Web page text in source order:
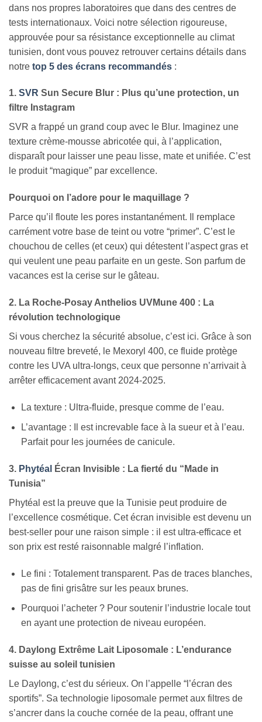
dans nos propres laboratoires que dans des centres de
tests internationaux. Voici notre sélection rigoureuse,
approuvée pour sa résistance exceptionnelle au climat
tunisien, dont vous pouvez retrouver certains détails dans
notre top 5 des écrans recommandés :
1. SVR Sun Secure Blur : Plus qu’une protection, un
filtre Instagram
SVR a frappé un grand coup avec le Blur. Imaginez une
texture crème-mousse abricotée qui, à l’application,
disparaît pour laisser une peau lisse, mate et unifiée. C’est
le produit “magique” par excellence.
Pourquoi on l’adore pour le maquillage ?
Parce qu’il floute les pores instantanément. Il remplace
carrément votre base de teint ou votre “primer”. C’est le
chouchou de celles (et ceux) qui détestent l’aspect gras et
qui veulent une peau parfaite en un geste. Son parfum de
vacances est la cerise sur le gâteau.
2. La Roche-Posay Anthelios UVMune 400 : La
révolution technologique
Si vous cherchez la sécurité absolue, c’est ici. Grâce à son
nouveau filtre breveté, le Mexoryl 400, ce fluide protège
contre les UVA ultra-longs, ceux que personne n’arrivait à
arrêter efficacement avant 2024-2025.
La texture : Ultra-fluide, presque comme de l’eau.
L’avantage : Il est increvable face à la sueur et à l’eau.
Parfait pour les journées de canicule.
3. Phytéal
Écran Invisible : La fierté du “Made in
Tunisia”
Phytéal est la preuve que la Tunisie peut produire de
l’excellence cosmétique. Cet écran invisible est devenu un
best-seller pour une raison simple : il est ultra-efficace et
son prix est resté raisonnable malgré l’inflation.
Le fini : Totalement transparent. Pas de traces blanches,
pas de fini grisâtre sur les peaux brunes.
Pourquoi l’acheter ? Pour soutenir l’industrie locale tout
en ayant une protection de niveau européen.
4. Daylong Extrême Lait Liposomale : L’endurance
suisse au soleil tunisien
Le Daylong, c’est du sérieux. On l’appelle “l’écran des
sportifs”. Sa technologie liposomale permet aux filtres de
s’ancrer dans la couche cornée de la peau, offrant une